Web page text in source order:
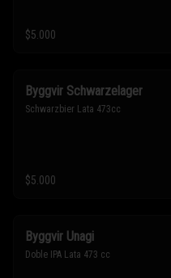
$5.000
Byggvir Schwarzelager
Schwarzbier Lata 473cc
$5.000
Byggvir Unagi
Doble IPA Lata 473 cc